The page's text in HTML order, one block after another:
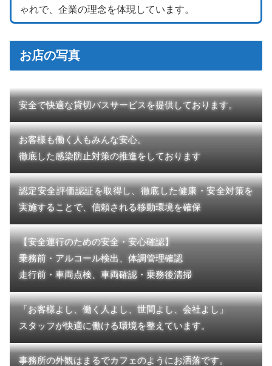
ゃれで、企業の理念を体現しています。
お店の写真
安全で快適な貸切バスサービスを提供しております。
お客様も働く人もみんな安心。
徹底した感染防止対策の推進をしております
認定安全評価認証を取得し、徹底した健康・安全対策を
実施することで、信頼される移動環境を確保
【安全運行のための安全・安心確認】
乗務前・アルコール検出、体調管理確認
走行前・車両点検、車両確認・乗務後清掃
「お客様よし、働く人よし、世間よし、会社よし」
スタッフが快適に働ける環境を整えています。
事務所の外観はまるでカフェのようにお洒落です。